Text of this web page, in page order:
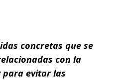
concretas que se
con la
para evitar las